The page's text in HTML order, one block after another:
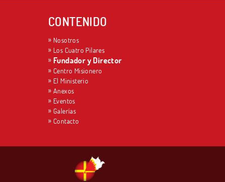
CONTENIDO
Nosotros
Los Cuatro Pilares
Fundador y Director
Centro Misionero
El Ministerio
Anexos
Eventos
Galerías
Contacto